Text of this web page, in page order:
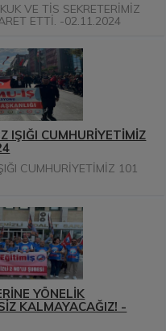
VE TİS SEKRETERİMİZ
ETTİ. -02.11.2024
IŞIĞI CUMHURİYETİMİZ
CUMHURİYETİMİZ 101
YÖNELİK
KALMAYACAĞIZ! -